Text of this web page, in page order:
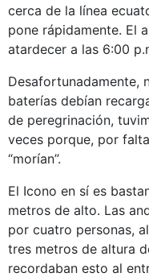
cerca de la línea
pone rápidamente. El
atardecer a las 6:00
Desafortunadamente,
baterías debían
de peregrinación,
veces porque, por
“morían”.
El Icono en sí es
metros de alto. Las
por cuatro personas,
tres metros de altura
recordaban esto al